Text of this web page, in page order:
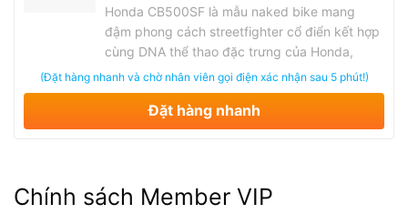
Honda CB500SF là mẫu naked bike mang
đậm phong cách streetfighter cổ điển kết hợp
cùng DNA thể thao đặc trưng của Honda,
được rất nhiều biker yêu thích nhờ thiết kế cơ
bắp, khả năng vận hành bền bỉ và cảm giác lái
cân bằng. Đây là dòng xe từng tạo dấu ấn
mạnh …
(Đặt hàng nhanh và chờ nhân viên gọi điện xác nhận sau 5 phút!)
Đặt hàng nhanh
Chính sách Member VIP